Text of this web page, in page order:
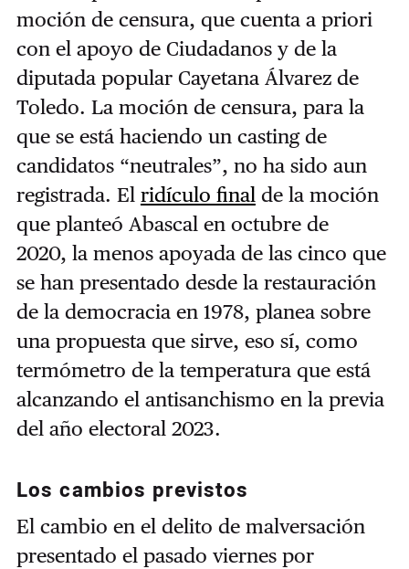
moción de censura, que cuenta a priori
con el apoyo de Ciudadanos y de la
diputada popular Cayetana Álvarez de
Toledo. La moción de censura, para la
que se está haciendo un casting de
candidatos “neutrales”, no ha sido aun
registrada. El ridículo final de la moción
que planteó Abascal en octubre de
2020, la menos apoyada de las cinco que
se han presentado desde la restauración
de la democracia en 1978, planea sobre
una propuesta que sirve, eso sí, como
termómetro de la temperatura que está
alcanzando el antisanchismo en la previa
del año electoral 2023.
Los cambios previstos
El cambio en el delito de malversación
presentado el pasado viernes por